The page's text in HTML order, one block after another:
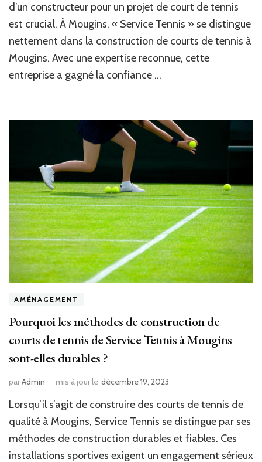
Tennis
à
Mougins
« Service
Tennis »
de
Construction
d’un constructeur pour un projet de court de tennis
est crucial. À Mougins, « Service Tennis » se distingue
nettement dans la construction de courts de tennis à
Mougins. Avec une expertise reconnue, cette
entreprise a gagné la confiance …
AMÉNAGEMENT
Pourquoi les méthodes de construction de
courts de tennis de Service Tennis à Mougins
sont-elles durables ?
parAdmin mis à jour le décembre 19, 2023
Lorsqu’il s’agit de construire des courts de tennis de
qualité à Mougins, Service Tennis se distingue par ses
méthodes de construction durables et fiables. Ces
installations sportives exigent un engagement sérieux